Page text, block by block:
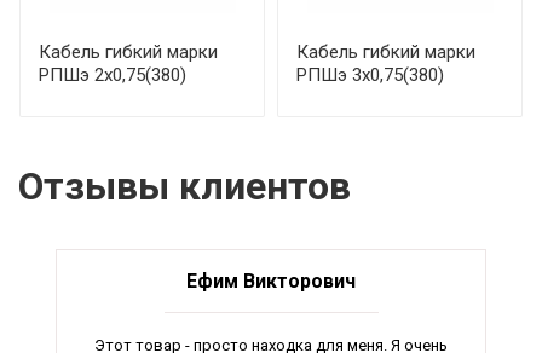
Кабель гибкий марки
РПШэ 2х0,75(380)
Кабель гибкий марки
РПШэ 3х0,75(380)
Отзывы клиентов
Ефим Викторович
Этот товар - просто находка для меня. Я очень